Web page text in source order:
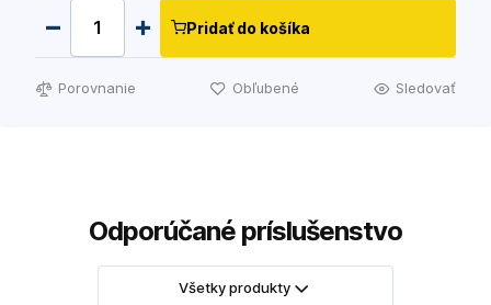
Pridať do košíka
Porovnanie Obľubené Sledovať
Odporúčané príslušenstvo
Všetky produkty